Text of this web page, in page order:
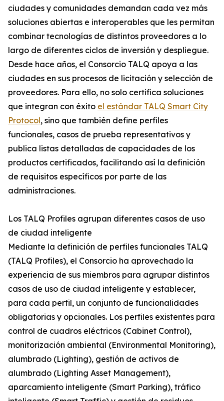
ciudades y comunidades demandan cada vez más
soluciones abiertas e interoperables que les permitan
combinar tecnologías de distintos proveedores a lo
largo de diferentes ciclos de inversión y despliegue.
Desde hace años, el Consorcio TALQ apoya a las
ciudades en sus procesos de licitación y selección de
proveedores. Para ello, no solo certifica soluciones
que integran con éxito el estándar TALQ Smart City
Protocol, sino que también define perfiles
funcionales, casos de prueba representativos y
publica listas detalladas de capacidades de los
productos certificados, facilitando así la definición
de requisitos específicos por parte de las
administraciones.
Los TALQ Profiles agrupan diferentes casos de uso
de ciudad inteligente
Mediante la definición de perfiles funcionales TALQ
(TALQ Profiles), el Consorcio ha aprovechado la
experiencia de sus miembros para agrupar distintos
casos de uso de ciudad inteligente y establecer,
para cada perfil, un conjunto de funcionalidades
obligatorias y opcionales. Los perfiles existentes para
control de cuadros eléctricos (Cabinet Control),
monitorización ambiental (Environmental Monitoring),
alumbrado (Lighting), gestión de activos de
alumbrado (Lighting Asset Management),
aparcamiento inteligente (Smart Parking), tráfico